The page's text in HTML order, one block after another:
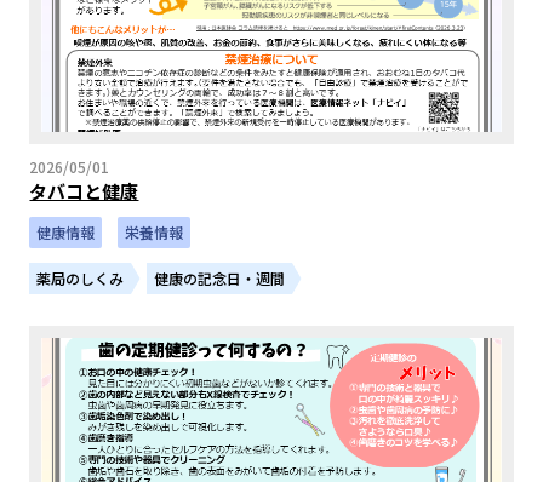
2026/05/01
タバコと健康
健康情報 栄養情報
薬局のしくみ 健康の記念日・週間